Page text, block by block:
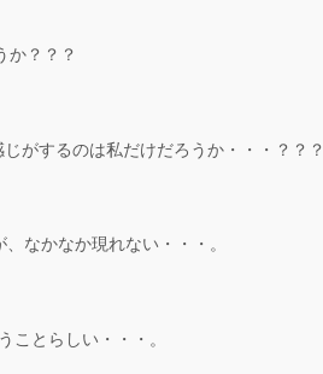
か？？？
がするのは私だけだろうか・・・？？？
なかなか現れない・・・。
ことらしい・・・。